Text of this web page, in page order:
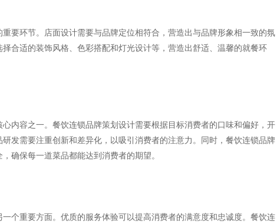
重要环节。店面设计需要与品牌定位相符合，营造出与品牌形象相一致的氛
合适的装饰风格、色彩搭配和灯光设计等，营造出舒适、温馨的就餐环
心内容之一。餐饮连锁品牌策划设计需要根据目标消费者的口味和偏好，开
发需要注重创新和差异化，以吸引消费者的注意力。同时，餐饮连锁品牌
确保每一道菜品都能达到消费者的期望。
个重要方面。优质的服务体验可以提高消费者的满意度和忠诚度。餐饮连